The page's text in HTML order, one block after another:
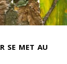
se met au